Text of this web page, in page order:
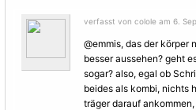
verfasst von colole am 6.
@emmis, das der körper
besser aussehen? geht
sogar? also, egal ob
beides als kombi, nichts
träger darauf